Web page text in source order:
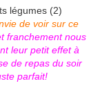
de voir sur ce
franchement nous
leur petit effet à
de repas du soir
parfait!